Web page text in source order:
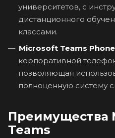
университетов, с
дистанционного
классами.
Microsoft Teams Phone
корпоративной
позволяющая
полноценную систему
Преимущества
Teams